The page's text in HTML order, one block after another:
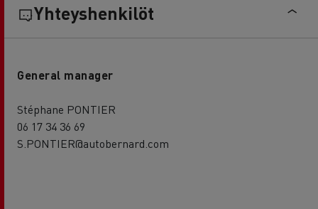
Yhteyshenkilöt
General manager
Stéphane PONTIER
06 17 34 36 69
S.PONTIER@autobernard.com